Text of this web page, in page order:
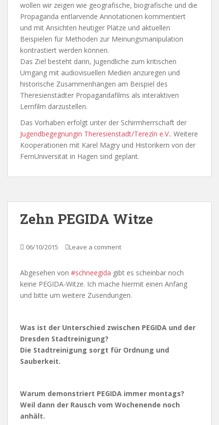
wollen wir zeigen wie geografische, biografische und die
Propaganda entlarvende Annotationen kommentiert
und mit Ansichten heutiger Plätze und aktuellen
Beispielen für Methoden zur Meinungsmanipulation
kontrastiert werden können.
Das Ziel besteht darin, Jugendliche zum kritischen
Umgang mit audiovisuellen Medien anzuregen und
historische Zusammenhängen am Beispiel des
Theresienstädter Propagandafilms als interaktiven
Lernfilm darzustellen.
Das Vorhaben erfolgt unter der Schirmherrschaft der
Jugendbegegnungin Theresienstadt/Terezín e.V.. Weitere
Kooperationen mit Karel Magry und Historikern von der
FernUniversität in Hagen sind geplant.
Zehn PEGIDA Witze
06/10/2015 Leave a comment
Abgesehen von #schneegida gibt es scheinbar noch
keine PEGIDA-Witze. Ich mache hiermit einen Anfang
und bitte um weitere Zusendungen.
Was ist der Unterschied zwischen PEGIDA und der
Dresden Stadtreinigung?
Die Stadtreinigung sorgt für Ordnung und
Sauberkeit.
Warum demonstriert PEGIDA immer montags?
Weil dann der Rausch vom Wochenende noch
anhält.